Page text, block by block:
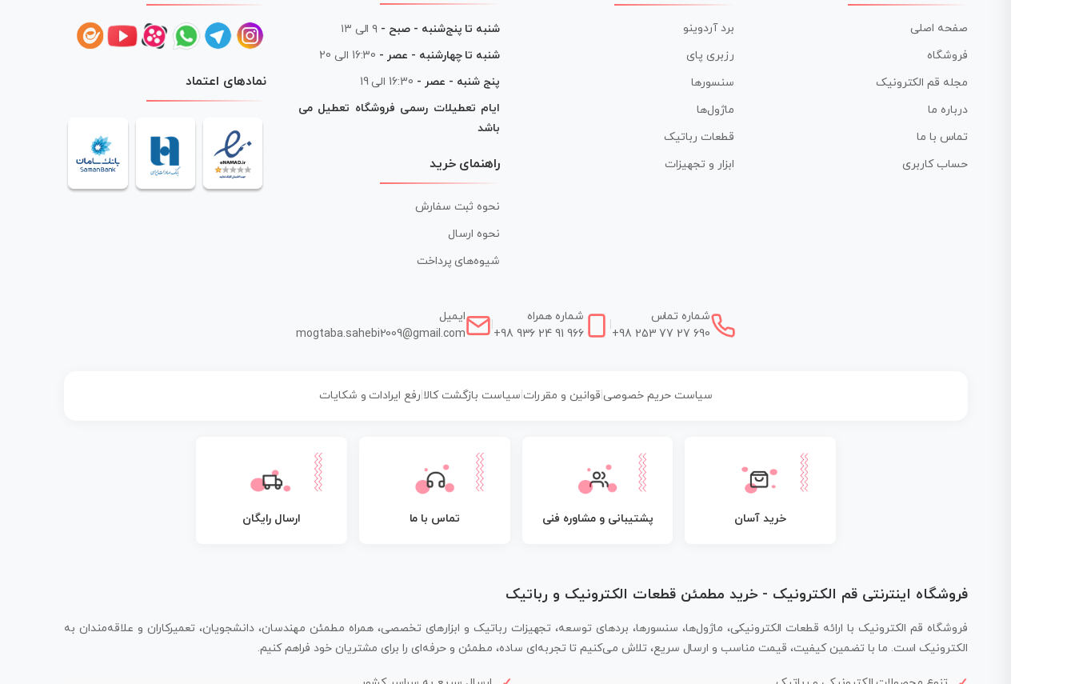
صفحه اصلی
فروشگاه
مجله قم الکترونیک
درباره ما
تماس با ما
حساب کاربری
برد آردوینو
رزبری پای
سنسورها
ماژول‌ها
قطعات رباتیک
ابزار و تجهیزات
شنبه تا پنج‌شنبه - صبح - ۹ الی ۱۳
شنبه تا چهارشنبه - عصر - 16:30 الی 20
پنج شنبه - عصر - 16:30 الی 19
ایام تعطیلات رسمی فروشگاه تعطیل می
باشد
راهنمای خرید
نحوه ثبت سفارش
نحوه ارسال
شیوه‌های پرداخت
نمادهای اعتماد
شماره تماس
+98 253 77 27 690
شماره همراه
+98 936 24 91 966
ایمیل
mogtaba.sahebi2009@gmail.com
سیاست حریم خصوصی| قوانین و مقررات سیاست بازگشت کالا رفع ایرادات و شکایات
خرید آسان پشتیبانی و مشاوره فنی تماس با ما ارسال رایگان
فروشگاه اینترنتی قم الکترونیک - خرید مطمئن قطعات الکترونیک و رباتیک
فروشگاه قم الکترونیک با ارائه قطعات الکترونیکی، ماژول‌ها، سنسورها، بردهای توسعه، تجهیزات رباتیک و ابزارهای تخصصی، همراه مطمئن مهندسان، دانشجویان، تعمیرکاران و علاقه‌مندان به
الکترونیک است. ما با تضمین کیفیت، قیمت مناسب و ارسال سریع، تلاش می‌کنیم تا تجربه‌ای ساده، مطمئن و حرفه‌ای را برای مشتریان خود فراهم کنیم.